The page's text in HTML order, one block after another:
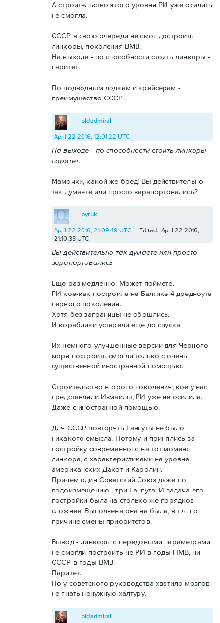
А строительство этого уровня РИ уже осилить
не смогла.
СССР в свою очереди не смог достроить
линкоры, поколения ВМВ.
На выходе - по способности стоить линкоры -
паритет.
По подводным лодкам и крейсерам -
преимущество СССР.
oldadmiral
April 22 2016, 12:01:22 UTC
На выходе - по способности стоить линкоры -
паритет.
Мамочки, какой же бред! Вы действительно
так думаете или просто зарапортовались?
byruk
April 22 2016, 21:09:49 UTC
Edited: April 22 2016,
21:10:33 UTC
Вы действительно так думаете или просто
зарапортовались
Еще раз медленно. Может поймете.
РИ кое-как построила на Балтике 4 дредноута
первого поколения.
Хотя без заграницы не обошлись.
И кораблики устарели еще до спуска.
Их немного улучшенные версии для Черного
моря построить смогли только с очень
существенной иностранной помощью.
Строительство второго поколения, кое у нас
представляли Измаилы, РИ уже не осилила.
Даже с иностранной помощью.
Для СССР повторять Гангуты не было
никакого смысла. Потому и принялись за
постройку современного на тот момент
линкора, с характеристиками на уровне
американских Дакот и Каролин.
Причем один Советский Союз даже по
водоизмещению - три Гангута. И задача его
постройки была на столько же порядков
сложнее. Выполнена она на была, в т.ч. по
причине смены приоритетов.
Вывод - линкоры с передовыми параметрами
не смогли построить не РИ в годы ПМВ, ни
СССР в годы ВМВ.
Паритет.
Но у советского руководства хватило мозгов
не гнать ненужную халтуру.
oldadmiral